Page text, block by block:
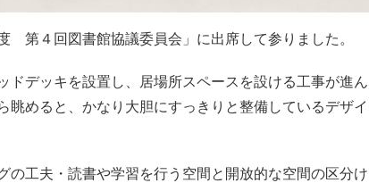
第４回図書館協議委員会」に出席して参りました。
ドデッキを設置し、居場所スペースを設ける工事が進ん
眺めると、かなり大胆にすっきりと整備しているデザイ
の工夫・読書や学習を行う空間と開放的な空間の区分け